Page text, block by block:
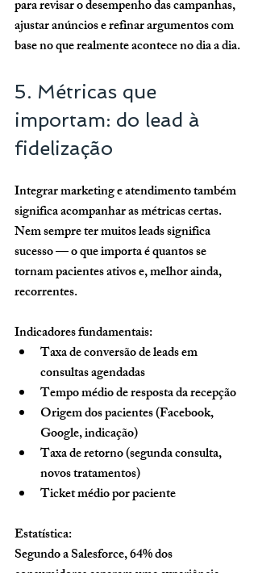
para revisar o desempenho das campanhas,
ajustar anúncios e refinar argumentos com
base no que realmente acontece no dia a dia.
5. Métricas que
importam: do lead à
fidelização
Integrar marketing e atendimento também
significa acompanhar as métricas certas.
Nem sempre ter muitos leads significa
sucesso — o que importa é quantos se
tornam pacientes ativos e, melhor ainda,
recorrentes.
Indicadores fundamentais:
Taxa de conversão de leads em
consultas agendadas
Tempo médio de resposta da recepção
Origem dos pacientes (Facebook,
Google, indicação)
Taxa de retorno (segunda consulta,
novos tratamentos)
Ticket médio por paciente
Estatística:
Segundo a Salesforce, 64% dos